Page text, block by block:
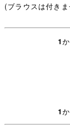
(ブラウスは付き
ほどよい使用感は
夏ベスト：SIZE
1
1